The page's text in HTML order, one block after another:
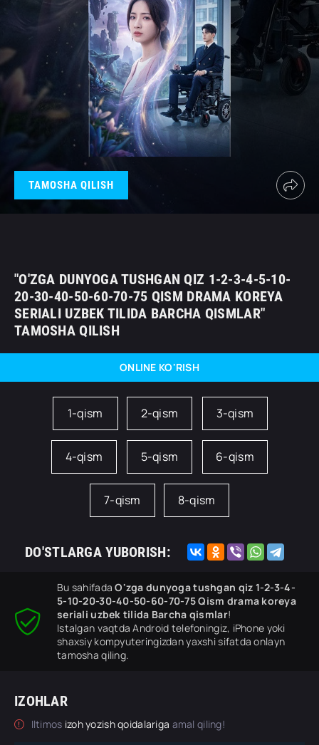
TAMOSHA QILISH
"O'ZGA DUNYOGA TUSHGAN QIZ 1-2-3-4-5-10-
20-30-40-50-60-70-75 QISM DRAMA KOREYA
SERIALI UZBEK TILIDA BARCHA QISMLAR"
TAMOSHA QILISH
ONLINE KO'RISH
1-qism 2-qism 3-qism
4-qism 5-qism 6-qism
7-qism 8-qism
DO'STLARGA YUBORISH:
Bu sahifadaO'zga dunyoga tushgan qiz 1-2-3-4-
5-10-20-30-40-50-60-70-75 Qism drama koreya
seriali uzbek tilida Barcha qismlar!
Istalgan vaqtda Android telefoningiz, iPhone yoki
shaxsiy kompyuteringizdan yaxshi sifatda onlayn
tamosha qiling.
IZOHLAR
Iltimos izoh yozish qoidalariga amal qiling!